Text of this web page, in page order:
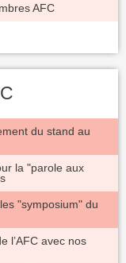
AFC
du stand au
la "parole aux
"symposium" du
l’AFC avec nos